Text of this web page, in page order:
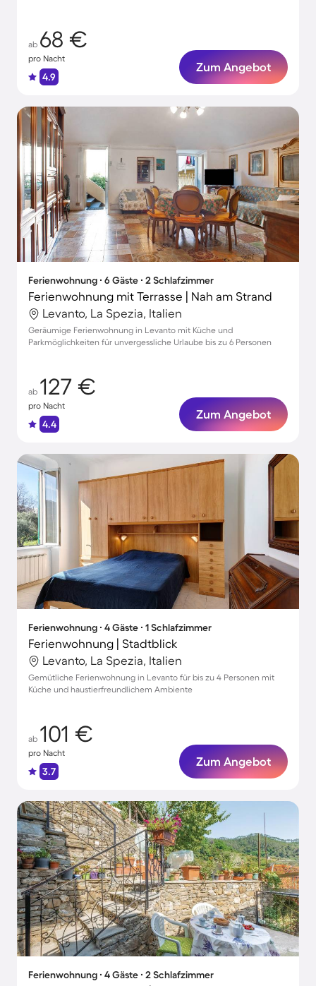
ab 68 €
pro Nacht
4.9
Zum Angebot
Ferienwohnung ∙ 6 Gäste ∙ 2 Schlafzimmer
Ferienwohnung mit Terrasse | Nah am Strand
Levanto, La Spezia, Italien
Geräumige Ferienwohnung in Levanto mit Küche und
Parkmöglichkeiten für unvergessliche Urlaube bis zu 6 Personen
ab 127 €
pro Nacht
4.4
Zum Angebot
Ferienwohnung ∙ 4 Gäste ∙ 1 Schlafzimmer
Ferienwohnung | Stadtblick
Levanto, La Spezia, Italien
Gemütliche Ferienwohnung in Levanto für bis zu 4 Personen mit
Küche und haustierfreundlichem Ambiente
ab 101 €
pro Nacht
3.7
Zum Angebot
Ferienwohnung ∙ 4 Gäste ∙ 2 Schlafzimmer